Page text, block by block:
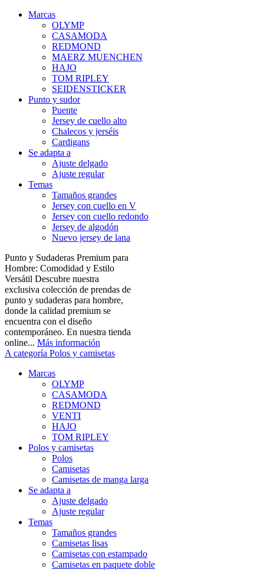
Marcas
OLYMP
CASAMODA
REDMOND
MAERZ MUENCHEN
HAJO
TOM RIPLEY
SEIDENSTICKER
Punto y sudor
Puente
Jersey de cuello alto
Chalecos y jerséis
Cardigans
Se adapta a
Ajuste delgado
Ajuste regular
Temas
Tamaños grandes
Jersey con cuello en V
Jersey con cuello redondo
Jersey de algodón
Nuevo jersey de lana
Punto y Sudaderas Premium para
Hombre: Comodidad y Estilo
Versátil Descubre nuestra
exclusiva colección de prendas de
punto y sudaderas para hombre,
donde la calidad premium se
encuentra con el diseño
contemporáneo. En nuestra tienda
online... Más información
A categoría Polos y camisetas
Marcas
OLYMP
CASAMODA
REDMOND
VENTI
HAJO
TOM RIPLEY
Polos y camisetas
Polos
Camisetas
Camisetas de manga larga
Se adapta a
Ajuste delgado
Ajuste regular
Temas
Tamaños grandes
Camisetas lisas
Camisetas con estampado
Camisetas en paquete doble